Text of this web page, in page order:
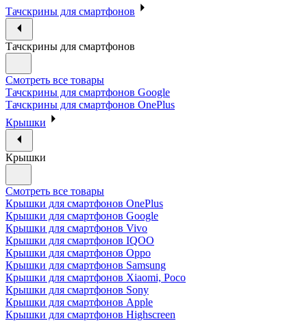
Тачскрины для смартфонов
Тачскрины для смартфонов
Смотреть все товары
Тачскрины для смартфонов Google
Тачскрины для смартфонов OnePlus
Крышки
Крышки
Смотреть все товары
Крышки для смартфонов OnePlus
Крышки для смартфонов Google
Крышки для смартфонов Vivo
Крышки для смартфонов IQOO
Крышки для смартфонов Oppo
Крышки для смартфонов Samsung
Крышки для смартфонов Xiaomi, Poco
Крышки для смартфонов Sony
Крышки для смартфонов Apple
Крышки для смартфонов Highscreen